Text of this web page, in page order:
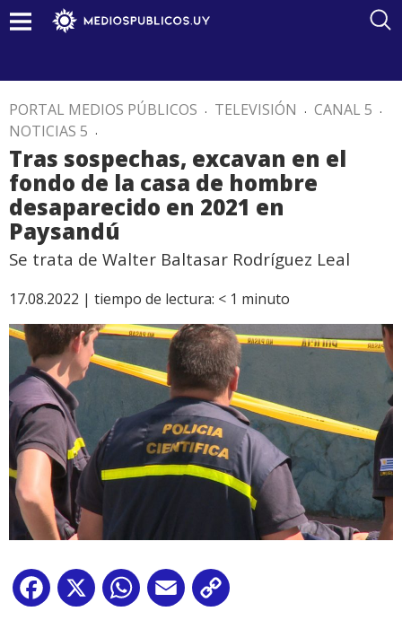
PORTAL MEDIOS PÚBLICOS . TELEVISIÓN . CANAL 5 .
NOTICIAS 5 .
Tras sospechas, excavan en el
fondo de la casa de hombre
desaparecido en 2021 en
Paysandú
Se trata de Walter Baltasar Rodríguez Leal
17.08.2022 | tiempo de lectura: < 1 minuto
Facebook
X WhatsApp
Email